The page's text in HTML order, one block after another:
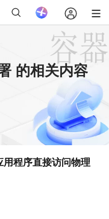
的相关内容
程序直接访问物理